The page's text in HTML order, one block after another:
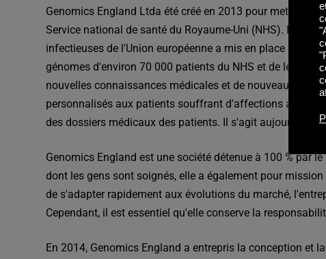
Genomics England Ltda été créé en 2013 pour mettre en
Service national de santé du Royaume-Uni (NHS). Dans
infectieuses de l'Union européenne a mis en place un
génomes d'environ 70 000 patients du NHS et de leurs
nouvelles connaissances médicales et de nouveaux
personnalisés aux patients souffrant d'affections
des dossiers médicaux des patients. Il s'agit aujourd'hui
Genomics England est une société détenue à 100 % par
dont les gens sont soignés, elle a également pour
de s'adapter rapidement aux évolutions du marché,
Cependant, il est essentiel qu'elle conserve la
En 2014, Genomics England a entrepris la conception